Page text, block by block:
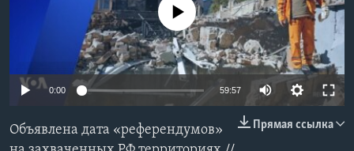
Learning English
СОЦИАЛЬНЫЕ СЕТИ
Языки
No media source currently available
0:00 59:57
Прямая ссылка
Объявлена дата «референдумов»